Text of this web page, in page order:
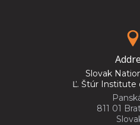
Slovak
Ľ. Štúr Institute
811 01